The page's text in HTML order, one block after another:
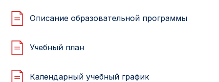
Описание образовательной программы
Учебный план
Календарный учебный график